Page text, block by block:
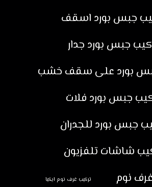
جبس بورد اسقف
جبس بورد جدار
بورد على سقف خشب
جبس بورد فلات
جبس بورد للجدران
شاشات تلفزيون
نوم
تركيب غرف نوم ايكيا